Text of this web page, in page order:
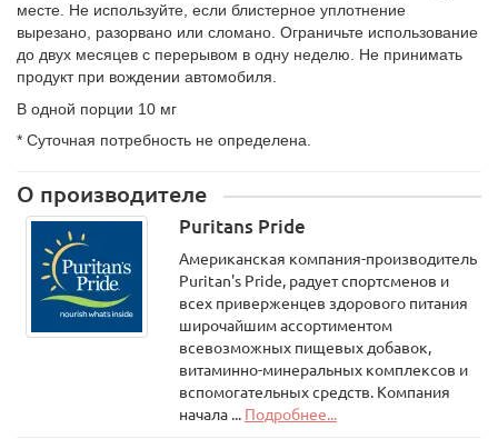
месте. Не используйте, если блистерное уплотнение
вырезано, разорвано или сломано. Ограничьте использование
до двух месяцев с перерывом в одну неделю. Не принимать
продукт при вождении автомобиля.
В одной порции 10 мг
* Суточная потребность не определена.
О производителе
Puritans Pride
Американская компания-производитель
Puritan's Pride, радует спортсменов и
всех приверженцев здорового питания
широчайшим ассортиментом
всевозможных пищевых добавок,
витаминно-минеральных комплексов и
вспомогательных средств. Компания
начала ... Подробнее...